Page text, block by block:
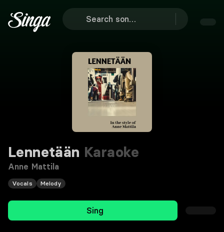
Lennetään Karaoke
Anne Mattila
Vocals Melody
Sing